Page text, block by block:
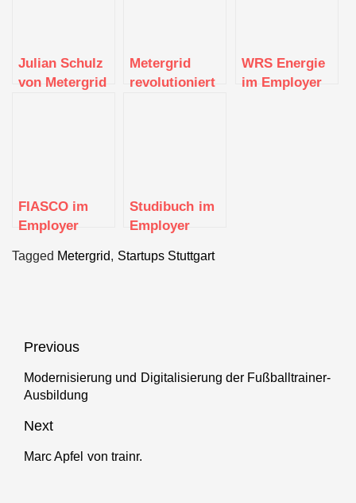
Julian Schulz
von Metergrid
Metergrid
revolutioniert
WRS Energie
im Employer
FIASCO im
Employer
Studibuch im
Employer
Tagged Metergrid, Startups Stuttgart
Beitragsnavigation
Previous
Previous
post:
Modernisierung und Digitalisierung der Fußballtrainer-
Ausbildung
Next
Next
Marc Apfel von trainr.